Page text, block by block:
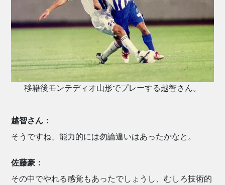
移籍後モンテディオ山形でプレーする越智さん。
越智さん：
そうですね、能力的には勿論違いはあったかなと。
佐藤豪：
その中でやれる感覚もあったでしょうし、むしろ技術的